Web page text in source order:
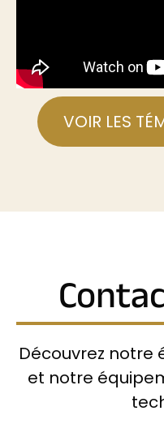
VOIR LES
Découvrez notre
et notre